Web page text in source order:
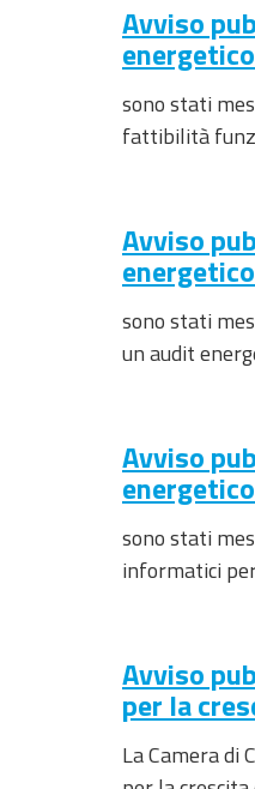
Avviso
sono stati
fattibilità
Avviso
sono stati
un audit
Avviso
sono stati
informatici
Avviso
per la
La Camera di